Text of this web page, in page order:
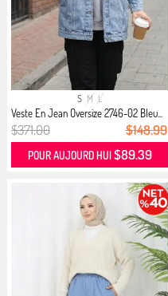
S M L
Veste En Jean Oversize 2746-02 Bleu...
$371.00 $148.99
POUR AUJOURD HUI $89.39